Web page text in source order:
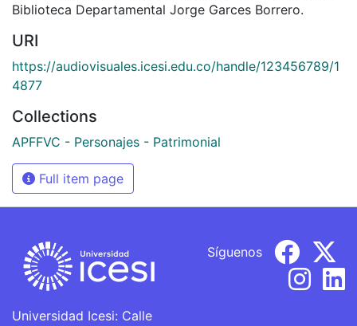
Biblioteca Departamental Jorge Garces Borrero.
URI
https://audiovisuales.icesi.edu.co/handle/123456789/1
4877
Collections
APFFVC - Personajes - Patrimonial
Full item page
Universidad Icesi: Calle
Síguenos